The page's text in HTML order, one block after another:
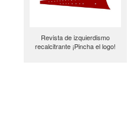
Revista de izquierdismo
recalcitrante ¡Pincha el logo!